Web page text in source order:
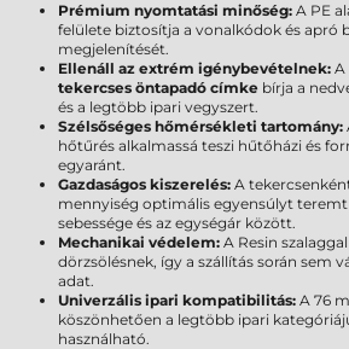
Prémium nyomtatási minőség: A PE
felülete biztosítja a vonalkódok és apró
megjelenítését.
Ellenáll az extrém igénybevételnek: A
tekercses öntapadó címke bírja a
és a legtöbb ipari vegyszert.
Szélsőséges hőmérsékleti tartomány:
hőtűrés alkalmassá teszi hűtőházi és
egyaránt.
Gazdaságos kiszerelés: A
mennyiség optimális egyensúlyt
sebessége és az egységár között.
Mechanikai védelem: A Resin
dörzsölésnek, így a szállítás során sem
adat.
Univerzális ipari kompatibilitás: A 76
köszönhetően a legtöbb ipari
használható.